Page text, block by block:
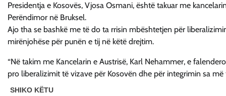
Presidentja e Kosovës, Vjosa Osmani, është takuar me
Perëndimor në Bruksel.
Ajo tha se bashkë me të do ta rrisin mbështetjen për
mirënjohëse për punën e tij në këtë drejtim.
“Në takim me Kancelarin e Austrisë, Karl Nehammer, e
pro liberalizimit të vizave për Kosovën dhe për integrimin sa